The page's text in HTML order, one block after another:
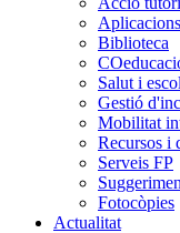
Aplicacions
Biblioteca
Salut i
Gestió
Mobilitat
Recursos i
Serveis FP
Fotocòpies
Actualitat